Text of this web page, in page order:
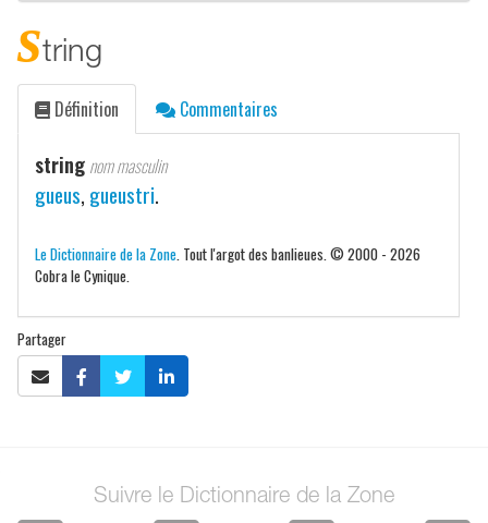
string
Définition Commentaires
string nom masculin
gueus, gueustri.
Le Dictionnaire de la Zone . Tout l'argot des banlieues. © 2000 - 2026
Cobra le Cynique.
Partager
Suivre le Dictionnaire de la Zone